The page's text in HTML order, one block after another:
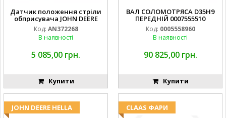
Датчик положення стріли
обприсувача JOHN DEERE
Код: AN372268
В наявності
5 085,00 грн.
Купити
ВАЛ СОЛОМОТРЯСА D35H9
ПЕРЕДНІЙ 0007555510
Код: 0005558960
В наявності
90 825,00 грн.
Купити
JOHN DEERE HELLA CLAAS ФАРИ